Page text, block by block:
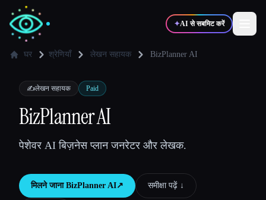
✦AI से सबमिट करें
✍️लेखक
💻
घर श्रेणियाँ लेखन सहायक BizPlanner AI
✍️लेखन सहायक Paid
BizPlanner AI
पेशेवर AI बिज़नेस प्लान जनरेटर और लेखक.
मिलने जाना BizPlanner AI↗︎ समीक्षा पढ़ें ↓︎